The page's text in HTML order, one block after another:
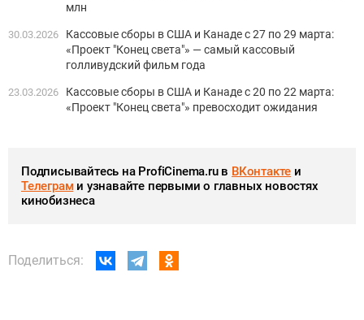
млн
30.03.2026
Кассовые сборы в США и Канаде с 27 по 29 марта:
«Проект "Конец света"» — самый кассовый
голливудский фильм года
23.03.2026
Кассовые сборы в США и Канаде с 20 по 22 марта:
«Проект "Конец света"» превосходит ожидания
Подписывайтесь на ProfiCinema.ru в ВКонтакте и
Телеграми узнавайте первыми о главных новостях
кинобизнеса
Поделиться: